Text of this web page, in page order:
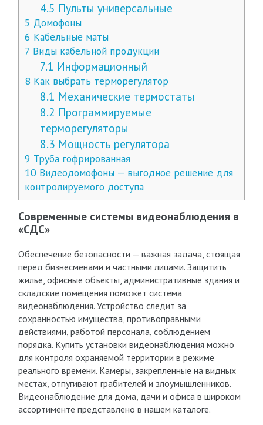
4.5 Пульты универсальные
5 Домофоны
6 Кабельные маты
7 Виды кабельной продукции
7.1 Информационный
8 Как выбрать терморегулятор
8.1 Механические термостаты
8.2 Программируемые
терморегуляторы
8.3 Мощность регулятора
9 Труба гофрированная
10Видеодомофоны — выгодное решение для
контролируемого доступа
Современные системы видеонаблюдения в
«СДС»
Обеспечение безопасности — важная задача, стоящая
перед бизнесменами и частными лицами. Защитить
жилье, офисные объекты, административные здания и
складские помещения поможет система
видеонаблюдения. Устройство следит за
сохранностью имущества, противоправными
действиями, работой персонала, соблюдением
порядка. Купить установки видеонаблюдения можно
для контроля охраняемой территории в режиме
реального времени. Камеры, закрепленные на видных
местах, отпугивают грабителей и злоумышленников.
Видеонаблюдение для дома, дачи и офиса в широком
ассортименте представлено в нашем каталоге.